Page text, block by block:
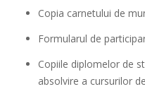
Copia carnetului de
Formularul de
Copiile diplomelor de
absolvire a cursurilor